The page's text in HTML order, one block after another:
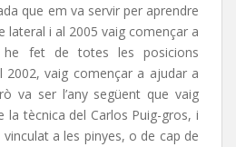
que em va servir per aprendre
lateral i al 2005 vaig començar a
fet de totes les posicions
2002, vaig començar a ajudar a
va ser l’any següent que vaig
tècnica del Carlos Puig-gros, i
a les pinyes, o de cap de